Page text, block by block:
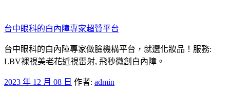
至
主
要
內
台中眼科的白內障專家超贊平台
台中眼科的白內障專家做臉機構平台，就選化妝品！服務:
LBV裸視美老花近視雷射, 飛秒微創白內障。
發
2023 年 12 月 08 日 作者: admin